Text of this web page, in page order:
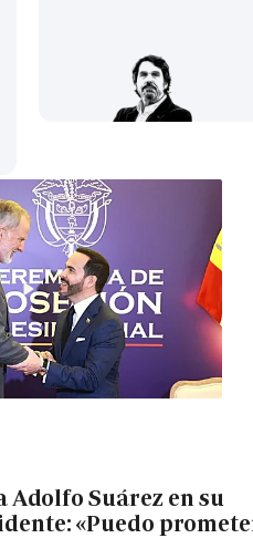
Adolfo Suárez en su
«Puedo